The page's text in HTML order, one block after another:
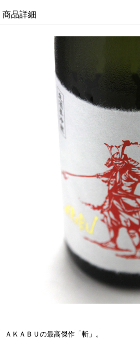
商品詳細
ＡＫＡＢＵの最高傑作「斬」。